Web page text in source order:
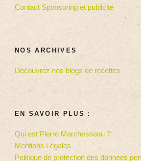
Contact Sponsoring et publicité
NOS ARCHIVES
Découvrez nos blogs de recettes
EN SAVOIR PLUS :
Qui est Pierre Marchesseau ?
Mentions Légales
Politique de protection des données